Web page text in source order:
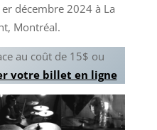
décembre 2024 à La
Montréal.
au coût de 15$ ou
votre billet en ligne